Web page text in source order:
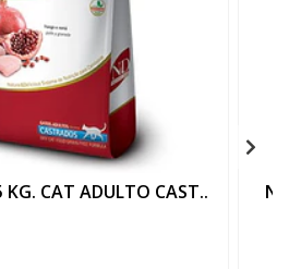
KG. CAT ADULTO CAST..